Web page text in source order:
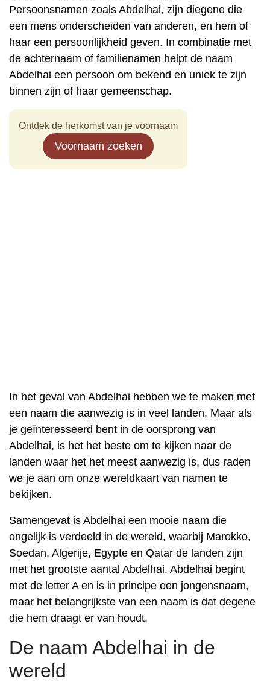
Persoonsnamen zoals Abdelhai, zijn diegene die
een mens onderscheiden van anderen, en hem of
haar een persoonlijkheid geven. In combinatie met
de achternaam of familienamen helpt de naam
Abdelhai een persoon om bekend en uniek te zijn
binnen zijn of haar gemeenschap.
Ontdek de herkomst van je voornaam
Voornaam zoeken
In het geval van Abdelhai hebben we te maken met
een naam die aanwezig is in veel landen. Maar als
je geïnteresseerd bent in de oorsprong van
Abdelhai, is het het beste om te kijken naar de
landen waar het het meest aanwezig is, dus raden
we je aan om onze wereldkaart van namen te
bekijken.
Samengevat is Abdelhai een mooie naam die
ongelijk is verdeeld in de wereld, waarbij Marokko,
Soedan, Algerije, Egypte en Qatar de landen zijn
met het grootste aantal Abdelhai. Abdelhai begint
met de letter A en is in principe een jongensnaam,
maar het belangrijkste van een naam is dat degene
die hem draagt er van houdt.
De naam Abdelhai in de
wereld